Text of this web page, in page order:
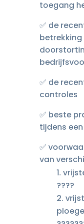
toegang
✅ de
✅ de
controles
✅ beste
tijdens
✅
van
????